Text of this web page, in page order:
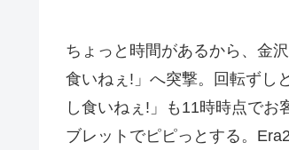
ちょっと時間があるから、金
食いねぇ!」へ突撃。回転ずし
し食いねぇ!」も11時時点でお
ブレットでピピっとする。